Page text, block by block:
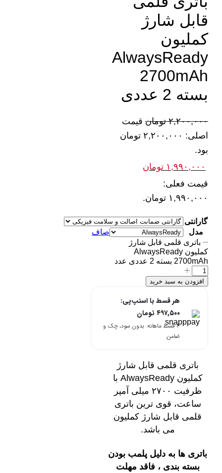
قابل شارژ
کملیون
AlwaysReady
2700mAh
بسته 2 عددی
۲,۲۰۰,۰۰۰ تومان قیمت
اصلی: ۲,۲۰۰,۰۰۰ تومان
بود.
۱,۹۹۰,۰۰۰ تومان
قیمت فعلی:
۱,۹۹۰,۰۰۰ تومان.
گارانتی
مدل
صاف
باتری قلمی قابل شارژ
کملیون AlwaysReady
2700mAh بسته 2 عددی عدد
افزودن به سبد خرید
هر قسط با اسنپ‌پی:
۴۹۷,۵۰۰ تومان
۴ قسط ماهانه. بدون سود، چک و
ضامن.
باتری قلمی قابل شارژ
کملیون AlwaysReady با
ظرفیت ۲۷۰۰ میلی آمپر
ساعت، قوی ترین باتری
قلمی قابل شارژ کملیون
می باشد.
باتری ها به دلیل پلمب بودن
بسته بندی ، فاقد مهلت